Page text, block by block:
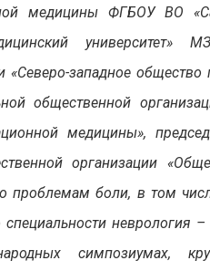
медицины ФГБОУ ВО
университет»
«Северо-западное общество
общественной
медицины»,
организации
проблемам боли, в том
неврология –
симпозиумах,